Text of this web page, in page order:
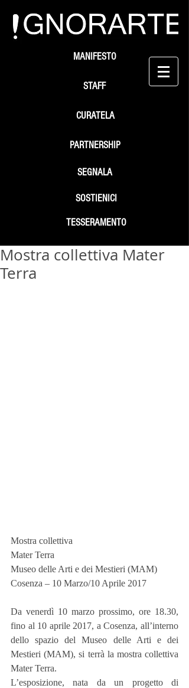
STAFF
SEGNALA
SOSTIENICI
MANIFESTO
PARTNERSHIP
TESSERAMENTO
CURATELA
Mostra collettiva Mater
Terra
Mostra collettiva
Mater Terra
Museo delle Arti e dei Mestieri (MAM)
Cosenza – 10 Marzo/10 Aprile 2017
Da venerdì 10 marzo prossimo, ore 18.30,
fino al 10 aprile 2017, a Cosenza, all’interno
dello spazio del Museo delle Arti e dei
Mestieri (MAM), si terrà la mostra collettiva
Mater Terra.
L’esposizione, nata da un progetto di